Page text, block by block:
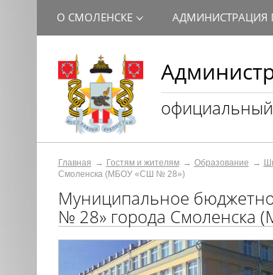
О СМОЛЕНСКЕ АДМИНИСТРАЦИЯ
Главная Гостям и жителям Образование
Смоленска (МБОУ «СШ № 28»)
Муниципальное
№ 28» города